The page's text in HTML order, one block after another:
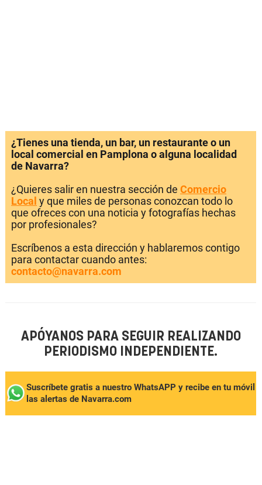
¿Tienes una tienda, un bar, un restaurante o un
local comercial en Pamplona o alguna localidad
de Navarra?
¿Quieres salir en nuestra sección de Comercio
Local y que miles de personas conozcan todo lo
que ofreces con una noticia y fotografías hechas
por profesionales?
Escríbenos a esta dirección y hablaremos contigo
para contactar cuando antes:
contacto@navarra.com
APÓYANOS PARA SEGUIR REALIZANDO
PERIODISMO INDEPENDIENTE.
Suscríbete gratis a nuestro WhatsAPP y recibe en tu móvil
las alertas de Navarra.com